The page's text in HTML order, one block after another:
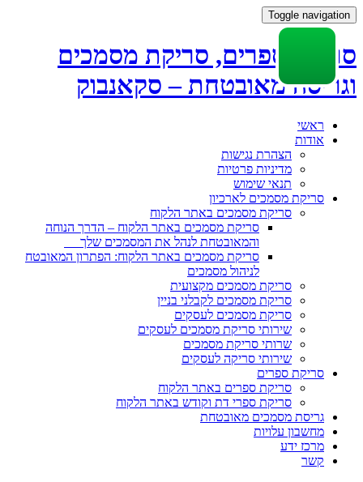
Toggle navigation
סריקת ספרים, סריקת מסמכים
וגריסה מאובטחת – סקאנבוק
Skip
ראשי
אודות
הצהרת נגישות
מדיניות פרטיות
תנאי שימוש
סריקת מסמכים לארכיון
סריקת מסמכים באתר הלקוח
סריקת מסמכים באתר הלקוח – הדרך הנוחה
והמאובטחת לנהל את המסמכים שלך
סריקת מסמכים באתר הלקוח: הפתרון המאובטח
לניהול מסמכים
סריקת מסמכים מקצועית
סריקת מסמכים לקבלני בניין
סריקת מסמכים לעסקים
שירותי סריקת מסמכים לעסקים
שרותי סריקת מסמכים
שירותי סריקה לעסקים
סריקת ספרים
סריקת ספרים באתר הלקוח
סריקת ספרי דת וקודש באתר הלקוח
גריסת מסמכים מאובטחת
מחשבון עלויות
מרכז ידע
קשר